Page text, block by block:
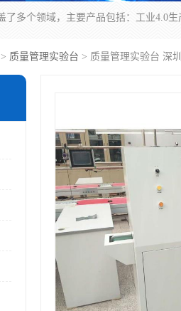
> 质量管理实验台 > 质量管理实验台 深